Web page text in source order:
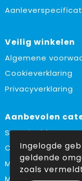
Veilig winkelen
Algemene
Cookieverklaring
Privacyverklaring
Aanbevolen
Sustainable
Custom made
Made in Europe
Must haves
Ingelogde
geldende
zoals